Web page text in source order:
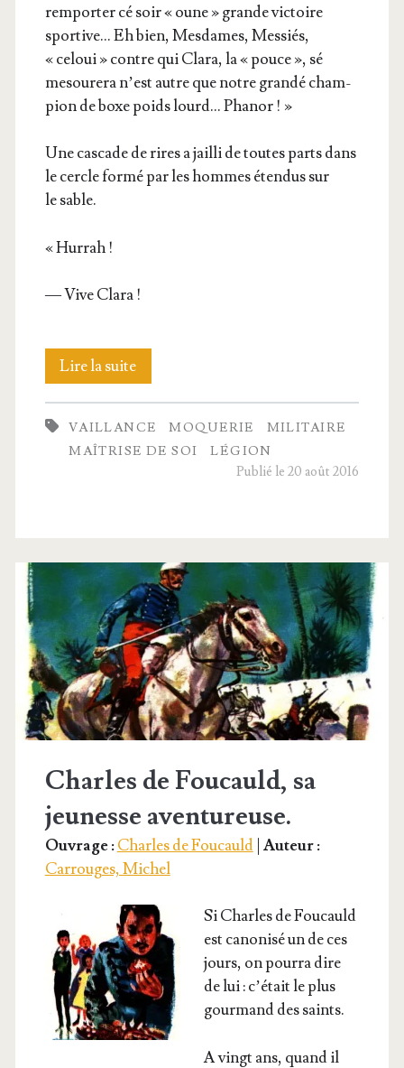
rem­por­ter cé soir « oune » grande vic­toire
spor­tive… Eh bien, Mes­dames, Mes­siés,
« celoui » contre qui Cla­ra, la « pouce », sé
mesou­re­ra n’est autre que notre gran­dé cham­
pion de boxe poids lourd… Phanor ! »
Une cas­cade de rires a jailli de toutes parts dans
le cercle for­mé par les hommes éten­dus sur
le sable.
« Hur­rah !
— Vive Clara !
Lire la suiteTrois
de
la
VAILLANCE MOQUERIE
MILITAIRE
MAÎTRISE DE SOI
LÉGION
Publié le 20 août 2016
Charles de Foucauld, sa
jeunesse aventureuse.
Ouvrage :Charles de Foucauld| Auteur :
Carrouges, Michel
Si Charles de Fou­cauld
est cano­ni­sé un de ces
jours, on pour­ra dire
de lui : c’é­tait le plus
gour­mand des saints.
A vingt ans, quand il